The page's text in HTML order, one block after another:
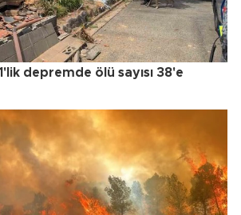
depremde ölü sayısı 38'e